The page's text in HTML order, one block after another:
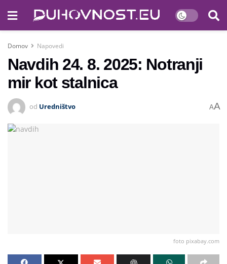
Domov Napovedi
Navdih 24. 8. 2025: Notranji
mir kot stalnica
od Uredništvo AA
foto pixabay.com